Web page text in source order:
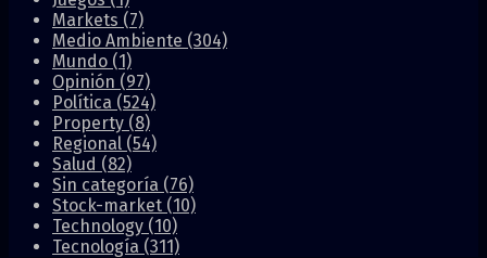
Markets (7)
Medio Ambiente (304)
Mundo (1)
Opinión (97)
Política (524)
Property (8)
Regional (54)
Salud (82)
Sin categoría (76)
Stock-market (10)
Technology (10)
Tecnología (311)